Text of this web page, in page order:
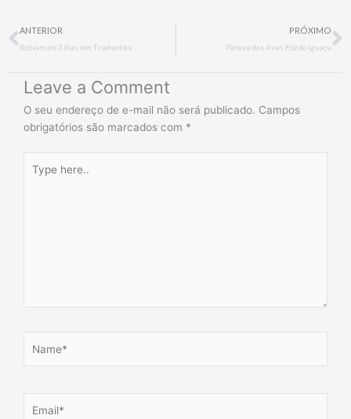
Prev
ANTERIOR
Roteiro de 3 dias em Tiradentes
PRÓXIMO
Parque das Aves Foz do Iguaçu
Leave a Comment
O seu endereço de e-mail não será publicado. Campos
obrigatórios são marcados com *
here..